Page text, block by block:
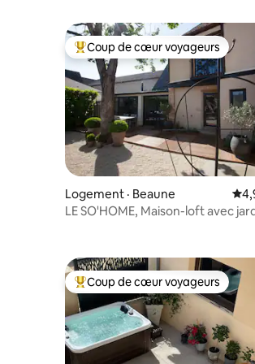
Coup de cœur voyageurs parmi
Coup de cœur voyageurs
Logement · Beaune
LE SO'HOME, Maison-loft avec
Coup de cœur voyageurs parmi
Coup de cœur voyageurs